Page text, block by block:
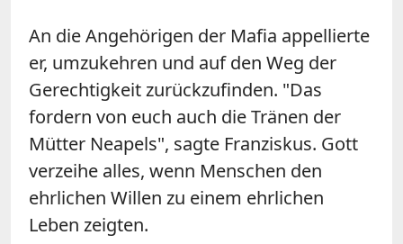
An die Angehörigen der Mafia appellierte
er, umzukehren und auf den Weg der
Gerechtigkeit zurückzufinden. "Das
fordern von euch auch die Tränen der
Mütter Neapels", sagte Franziskus. Gott
verzeihe alles, wenn Menschen den
ehrlichen Willen zu einem ehrlichen
Leben zeigten.